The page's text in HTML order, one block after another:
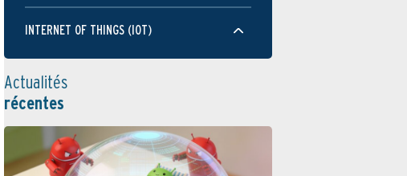
INTERNET OF THINGS (IOT)
Actualités
récentes